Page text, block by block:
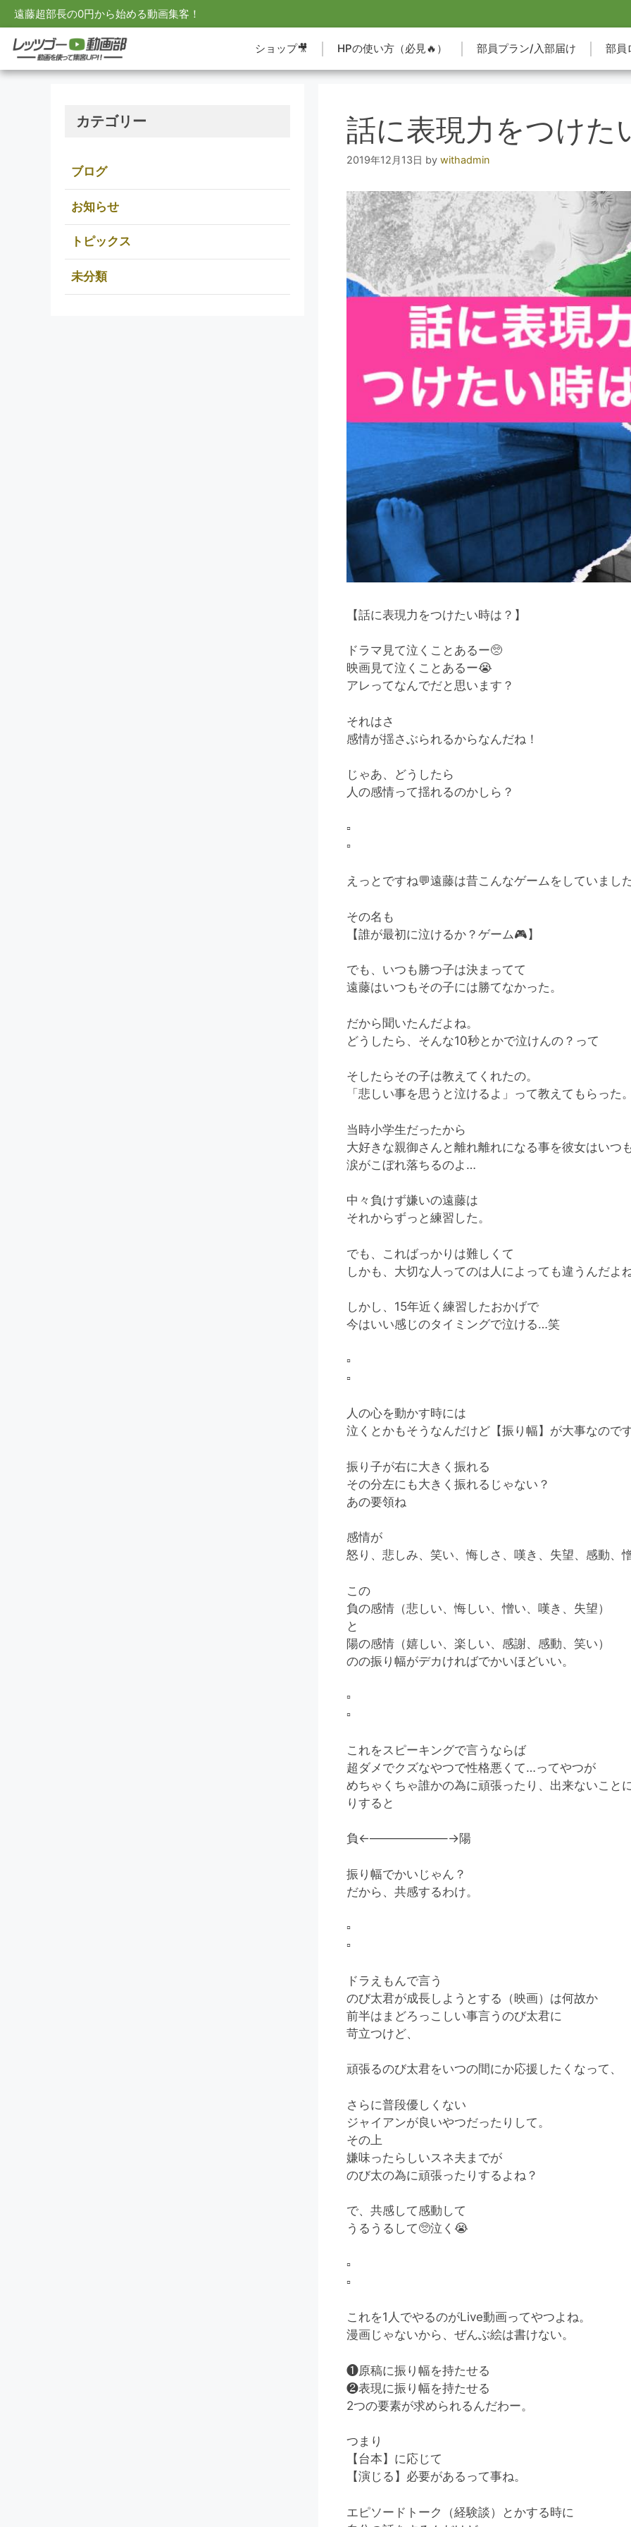
遠藤超部長の0円から始める動画集客！
ショップ🎥 HPの使い方（必見🔥） 部員プラン/入部届け 部員
話に表現力をつけた
2019年12月13日 by withadmin
【話に表現力をつけたい時は？】
ドラマ見て泣くことあるー🥺
映画見て泣くことあるー😭
アレってなんでだと思います？
それはさ
感情が揺さぶられるからなんだね！
じゃあ、どうしたら
人の感情って揺れるのかしら？
▫️
▫️
えっとですね💬遠藤は昔こんなゲームをしていまし
その名も
【誰が最初に泣けるか？ゲーム🎮】
でも、いつも勝つ子は決まってて
遠藤はいつもその子には勝てなかった。
だから聞いたんだよね。
どうしたら、そんな10秒とかで泣けんの？って
そしたらその子は教えてくれたの。
「悲しい事を思うと泣けるよ」って教えてもらった
当時小学生だったから
大好きな親御さんと離れ離れになる事を彼女はいつ
涙がこぼれ落ちるのよ…
中々負けず嫌いの遠藤は
それからずっと練習した。
でも、こればっかりは難しくて
しかも、大切な人ってのは人によっても違うんだよ
しかし、15年近く練習したおかげで
今はいい感じのタイミングで泣ける…笑
▫️
▫️
人の心を動かす時には
泣くとかもそうなんだけど【振り幅】が大事なので
振り子が右に大きく振れる
その分左にも大きく振れるじゃない？
あの要領ね
感情が
怒り、悲しみ、笑い、悔しさ、嘆き、失望、感動、
この
負の感情（悲しい、悔しい、憎い、嘆き、失望）
と
陽の感情（嬉しい、楽しい、感謝、感動、笑い）
のの振り幅がデカければでかいほどいい。
▫️
▫️
これをスピーキングで言うならば
超ダメでクズなやつで性格悪くて…ってやつが
めちゃくちゃ誰かの為に頑張ったり、出来ないこと
りすると
負←——————–→陽
振り幅でかいじゃん？
だから、共感するわけ。
▫️
▫️
ドラえもんで言う
のび太君が成長しようとする（映画）は何故か
前半はまどろっこしい事言うのび太君に
苛立つけど、
頑張るのび太君をいつの間にか応援したくなって、
さらに普段優しくない
ジャイアンが良いやつだったりして。
その上
嫌味ったらしいスネ夫までが
のび太の為に頑張ったりするよね？
で、共感して感動して
うるうるして🥺泣く 😭
▫️
▫️
これを1人でやるのがLive動画ってやつよね。
漫画じゃないから、ぜんぶ絵は書けない。
❶原稿に振り幅を持たせる
❷表現に振り幅を持たせる
2つの要素が求められるんだわー。
つまり
【台本】に応じて
【演じる】必要があるって事ね。
エピソードトーク（経験談）とかする時に
カテゴリー
ブログ
お知らせ
トピックス
未分類